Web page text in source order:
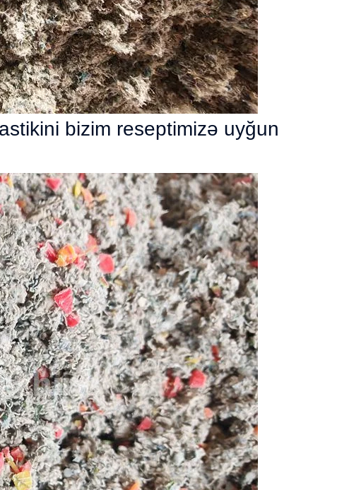
bizim reseptimizə uyğun